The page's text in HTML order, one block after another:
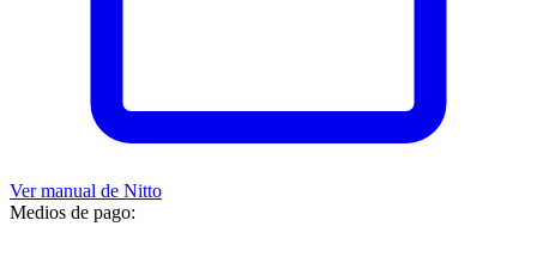
Ver manual de Nitto
Medios de pago: